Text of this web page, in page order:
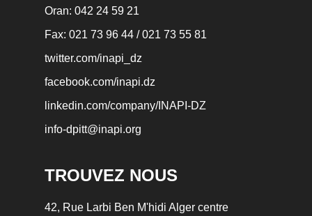
Oran: 042 24 59 21
Fax: 021 73 96 44 / 021 73 55 81
twitter.com/inapi_dz
facebook.com/inapi.dz
linkedin.com/company/INAPI-DZ
info-dpitt@inapi.org
TROUVEZ NOUS
42, Rue Larbi Ben M'hidi Alger centre